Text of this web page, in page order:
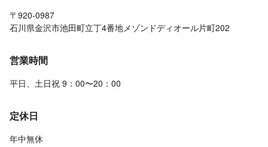
〒920-0987
石川県金沢市池田町立丁4番地メゾンドディオール片町202
営業時間
平日、土日祝 9：00〜20：00
定休日
年中無休